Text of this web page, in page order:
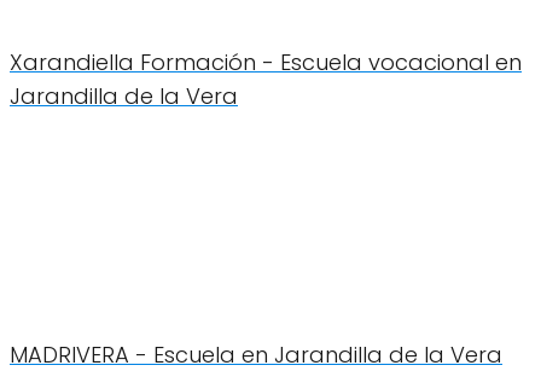
Xarandiella Formación - Escuela vocacional en
Jarandilla de la Vera
MADRIVERA - Escuela en Jarandilla de la Vera